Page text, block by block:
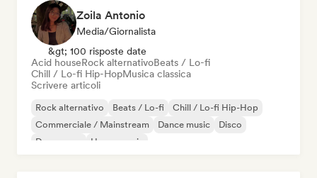
Zoila Antonio
Media/Giornalista
&gt; 100 risposte date
Acid houseRock alternativoBeats / Lo-fi
Chill / Lo-fi Hip-HopMusica classica
Scrivere articoli
Rock alternativo Beats / Lo-fi
Chill / Lo-fi Hip-Hop
Commerciale / Mainstream
Dance music
Disco
Dream pop
House music